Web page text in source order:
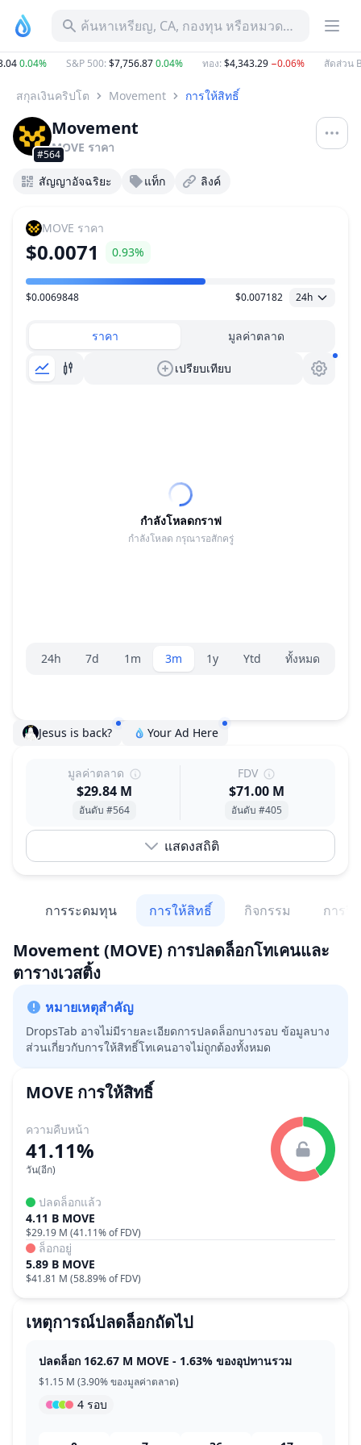
ค้นหาเหรียญ, CA, กองทุน หรือหมวดหมู่
0.04% S&P 500:$7,756.870.04% ทอง:$4,343.29−0.06% สัดส่วน
สกุลเงินคริปโต Movement การให้สิทธิ์
#564
Movement
MOVE ราคา
สัญญาอัจฉริยะ แท็ก ลิงค์
MOVE ราคา
$0.0071 0.93%
ช่วงราคา
$0.0069848 $0.007182 24h
ราคา มูลค่าตลาด
เปรียบเทียบ
กำลังโหลดกราฟ
กำลังโหลด กรุณารอสักครู่
ตัวเลือกระยะ
24h 7d 1m 3m 1y Ytd ทั้งหมด
Jesus is back? Your Ad Here
มูลค่าตลาด
$29.84 M
อันดับ #564
FDV
$71.00 M
อันดับ #405
แสดงสถิติ
การระดมทุน การให้สิทธิ์ กิจกรรม การวิ
Movement (MOVE) การปลดล็อกโทเคนและ
ตารางเวสติ้ง
หมายเหตุสำคัญ
DropsTab อาจไม่มีรายละเอียดการปลดล็อกบางรอบ ข้อมูลบาง
ส่วนเกี่ยวกับการให้สิทธิ์โทเคนอาจไม่ถูกต้องทั้งหมด
MOVE การให้สิทธิ์
ความคืบหน้า
41.11%
วัน(อีก)
ปลดล็อกแล้ว
4.11 B MOVE
$29.19 M (41.11%of FDV)
ล็อกอยู่
5.89 B MOVE
$41.81 M (58.89%of FDV)
เหตุการณ์ปลดล็อกถัดไป
ปลดล็อก 162.67 M MOVE - 1.63% ของอุปทานรวม
$1.15 M (3.90% ของมูลค่าตลาด)
4 รอบ